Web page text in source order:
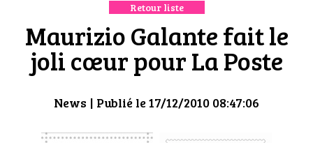
NEWS
MODE
Retour liste
Maurizio Galante fait le
joli cœur pour La Poste
News | Publié le 17/12/2010 08:47:06